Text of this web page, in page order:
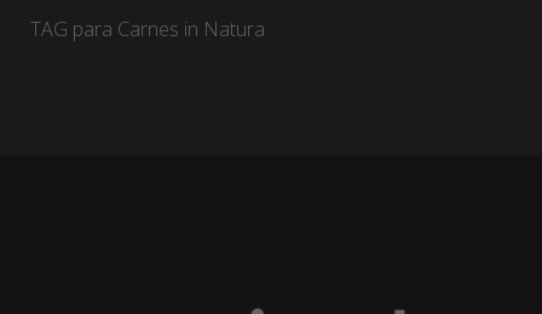
TAG para Carnes in Natura